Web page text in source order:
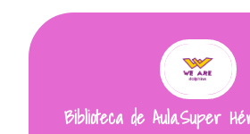
Biblioteca de Aula.Super